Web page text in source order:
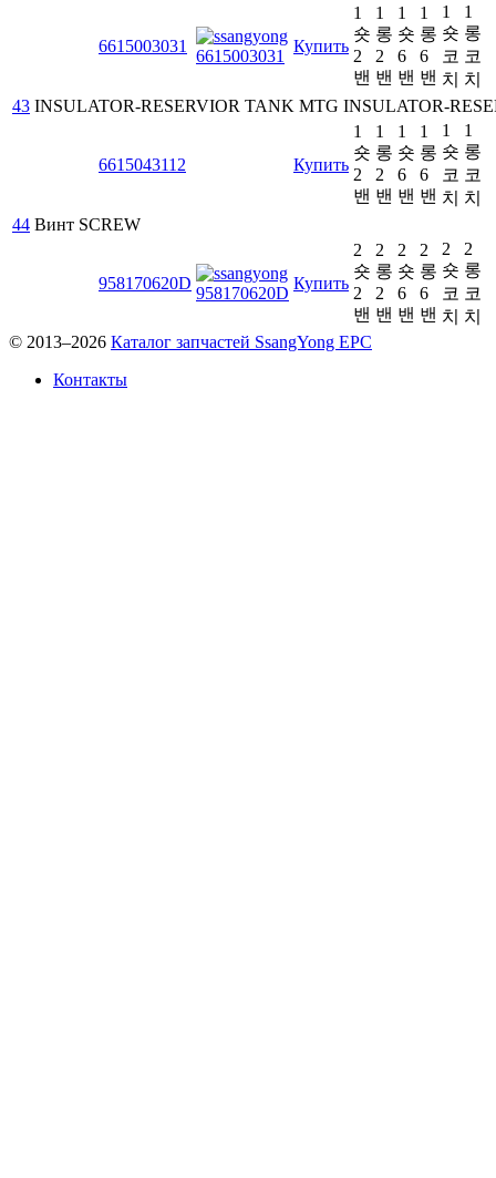
6615003031 Купить
1
숏
2
밴
1
롱
2
밴
1
숏
6
밴
1
롱
6
밴
1
숏
코
치
1
롱
코
치
43 INSULATOR-RESERVIOR TANK MTG INSULATOR-
6615043112 Купить
1
숏
2
밴
1
롱
2
밴
1
숏
6
밴
1
롱
6
밴
1
숏
코
치
1
롱
코
치
44 Винт SCREW
958170620D Купить
2
숏
2
밴
2
롱
2
밴
2
숏
6
밴
2
롱
6
밴
2
숏
코
치
2
롱
코
치
© 2013–2026 Каталог запчастей SsangYong EPC
Контакты